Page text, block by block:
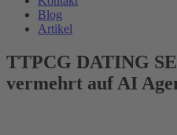
Blog
Artikel
TTPCG DATING
vermehrt auf AI